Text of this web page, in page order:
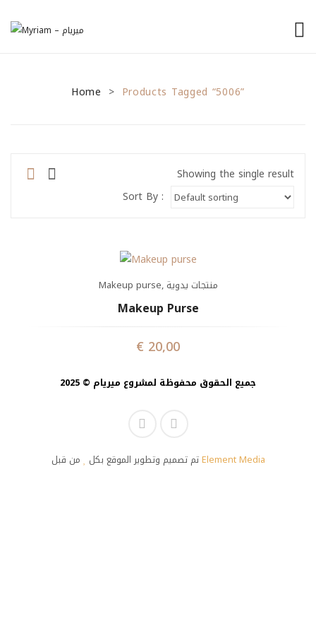
من نحن
Financial Tips
تواصل معنا
Home > Products Tagged “5006”
Showing the single result
Sort By :
Makeup purse, منتجات يدوية
Makeup Purse
€ 20,00
جميع الحقوق محفوظة لمشروع ميريام © 2025
تم تصميم وتطوير الموقع بكلمن قبلElement Media